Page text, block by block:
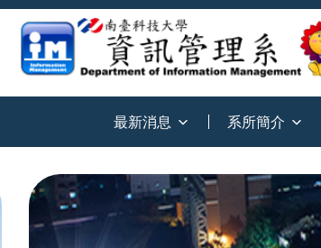
最新消息 系所簡介